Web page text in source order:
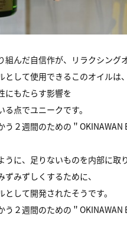
組んだ自信作が、リラクシング
として使用できるこのオイルは、
にもたらす影響を
点でユニークです。
２週間のための＂OKINAWAN
うに、足りないものを内部に取
みずしくするために、
して開発されたそうです。
う２週間のための＂OKINAWAN